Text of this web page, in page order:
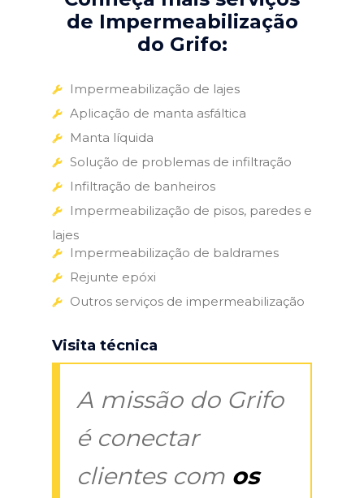
de Impermeabilização
do Grifo:
Impermeabilização de lajes
Aplicação de manta asfáltica
Manta líquida
Solução de problemas de infiltração
Infiltração de banheiros
Impermeabilização de pisos, paredes e
lajes
Impermeabilização de baldrames
Rejunte epóxi
Outros serviços de impermeabilização
Visita técnica
A missão do Grifo
é conectar
clientes com os